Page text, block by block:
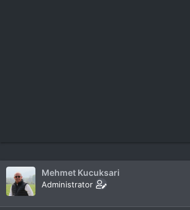
Mehmet Kucuksari
Administrator